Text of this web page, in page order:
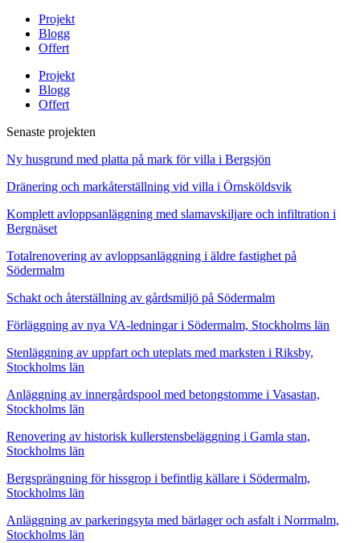
Projekt
Blogg
Offert
Projekt
Blogg
Offert
Senaste projekten
Ny husgrund med platta på mark för villa i Bergsjön
Dränering och markåterställning vid villa i Örnsköldsvik
Komplett avloppsanläggning med slamavskiljare och infiltration i
Bergnäset
Totalrenovering av avloppsanläggning i äldre fastighet på
Södermalm
Schakt och återställning av gårdsmiljö på Södermalm
Förläggning av nya VA-ledningar i Södermalm, Stockholms län
Stenläggning av uppfart och uteplats med marksten i Riksby,
Stockholms län
Anläggning av innergårdspool med betongstomme i Vasastan,
Stockholms län
Renovering av historisk kullerstensbeläggning i Gamla stan,
Stockholms län
Bergsprängning för hissgrop i befintlig källare i Södermalm,
Stockholms län
Anläggning av parkeringsyta med bärlager och asfalt i Norrmalm,
Stockholms län